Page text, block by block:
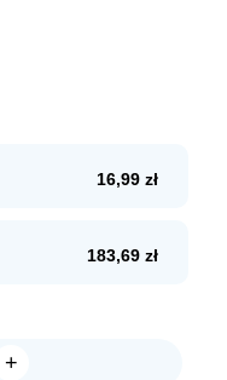
16,99 zł
183,69 zł
+